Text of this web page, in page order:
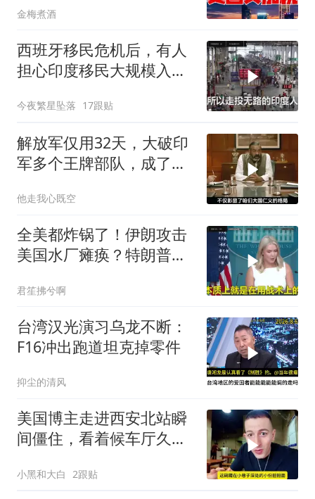
金梅煮酒
西班牙移民危机后，有人
担心印度移民大规模入侵
今夜繁星坠落 17跟贴
解放军仅用32天，大破印
军多个王牌部队，成了印
他走我心既空
全美都炸锅了！伊朗攻击
美国水厂瘫痪？特朗普却
君笙拂兮啊
台湾汉光演习乌龙不断：
F16冲出跑道坦克掉零件
抑尘的清风
美国博主走进西安北站瞬
间僵住，看着候车厅久久
小黑和大白 2跟贴